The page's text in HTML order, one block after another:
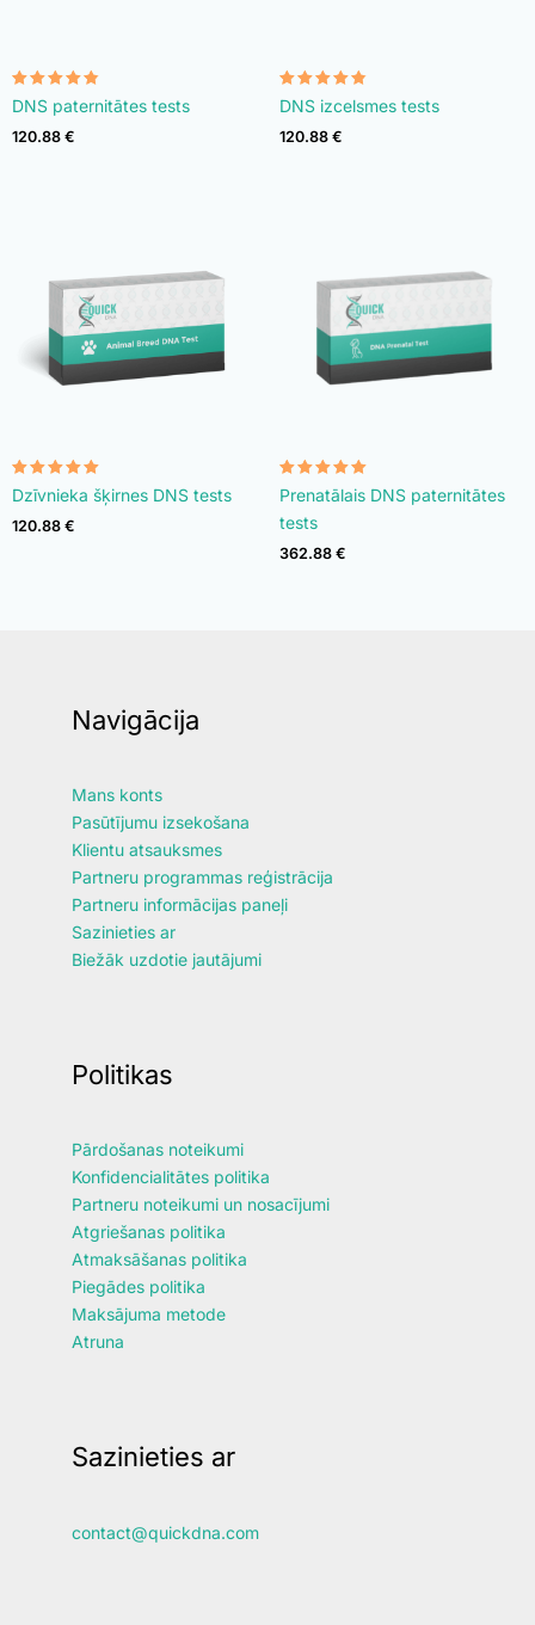
Rated
4.74
out of 5
DNS paternitātes tests
120.88 €
Rated
4.74
out of 5
DNS izcelsmes tests
120.88 €
Rated
4.90
out of 5
Dzīvnieka šķirnes DNS tests
120.88 €
Rated
4.92
out of 5
Prenatālais DNS paternitātes
tests
362.88 €
Navigācija
Mans konts
Pasūtījumu izsekošana
Klientu atsauksmes
Partneru programmas reģistrācija
Partneru informācijas paneļi
Sazinieties ar
Biežāk uzdotie jautājumi
Politikas
Pārdošanas noteikumi
Konfidencialitātes politika
Partneru noteikumi un nosacījumi
Atgriešanas politika
Atmaksāšanas politika
Piegādes politika
Maksājuma metode
Atruna
Sazinieties ar
contact@quickdna.com